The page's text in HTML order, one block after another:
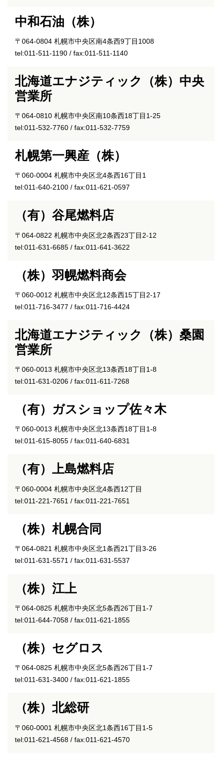
中和石油（株）
〒064-0804 札幌市中央区南4条西9丁目1008
tel:011-511-1190 / fax:011-511-1140
北海道エナジティック（株）中央
営業所
〒064-0810 札幌市中央区南10条西18丁目1-25
tel:011-532-7760 / fax:011-532-7759
札幌第一興産（株）
〒060-0004 札幌市中央区北4条西16丁目1
tel:011-640-2100 / fax:011-621-0597
（有）谷尾燃料店
〒064-0822 札幌市中央区北2条西23丁目2-12
tel:011-631-6685 / fax:011-641-3622
（株）羽幌燃料商会
〒060-0012 札幌市中央区北12条西15丁目2-17
tel:011-716-3477 / fax:011-716-4424
北海道エナジティック（株）桑園
営業所
〒060-0013 札幌市中央区北13条西18丁目1-8
tel:011-631-0206 / fax:011-611-7268
（有）ガスショップ佐々木
〒060-0013 札幌市中央区北13条西18丁目1-8
tel:011-615-8055 / fax:011-640-6831
（有）上島燃料店
〒060-0004 札幌市中央区北4条西12丁目
tel:011-221-7651 / fax:011-221-7651
（株）札幌合同
〒064-0821 札幌市中央区北1条西21丁目3-26
tel:011-631-5571 / fax:011-631-5537
（株）江上
〒064-0825 札幌市中央区北5条西26丁目1-7
tel:011-644-7058 / fax:011-621-1855
（株）セグロス
〒064-0825 札幌市中央区北5条西26丁目1-7
tel:011-631-3400 / fax:011-621-1855
（株）北総研
〒060-0001 札幌市中央区北1条西16丁目1-5
tel:011-621-4568 / fax:011-621-4570